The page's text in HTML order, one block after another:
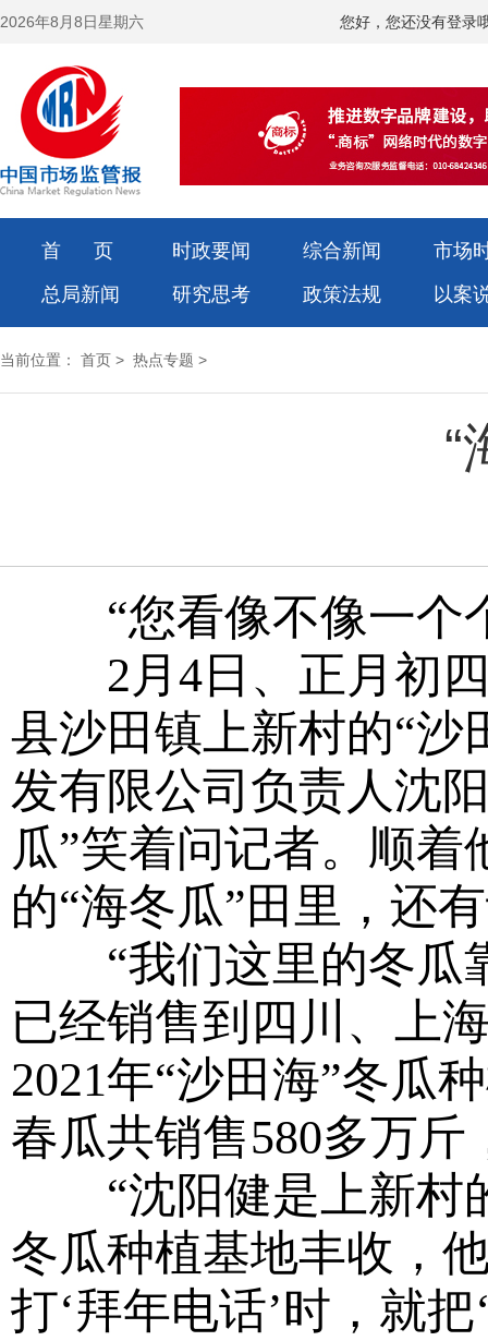
2026年8月8日星期六 您好，您还没有登录
首 页 时政要闻 综合新闻
市场
总局新闻
研究思考 政策法规 以案
当前位置： 首页 > 热点专题 >
“
“您看像不像一个
2月4日、正月初四
县沙田镇上新村的“沙
发有限公司负责人沈
瓜”笑着问记者。顺
的“海冬瓜”田里，还
“我们这里的冬瓜
已经销售到四川、上
2021年“沙田海”冬瓜
春瓜共销售580多万
“沈阳健是上新村的
冬瓜种植基地丰收，
打‘拜年电话’时，就